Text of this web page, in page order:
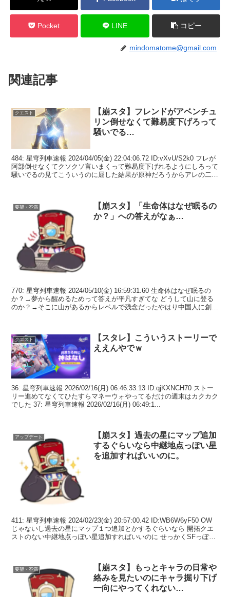
Pocket LINE コピー
mindomatome@gmail.com
関連記事
クエスト
【崩スタ】フレンドがアベンチュ
リン倒せなくて難易度下げろって
騒いでる…
484: 星穹列車速報 2024/04/05(金) 22:04:06.72 ID:vXvU/S2k0 フレが
阿部倒せなくてクソクソ言いまくって難易度下げれるようにしろって
騒いでるの見てこういうのに屈した結果が原神だろうからアレの二の
要望・不満
【崩スタ】「生命体はなぜ眠るの
か？」への答えがなぁ…
770: 星穹列車速報 2024/05/10(金) 16:59:31.60 生命体はなぜ眠るの
か？→夢から醒めるためって答えが平凡すぎてな どうして山に登る
のか？→そこに山があるからレベルで残念だったやはり中国人に創作
クエスト
【スタレ】こういうストーリーで
ええんやでｗ
36: 星穹列車速報 2026/02/16(月) 06:46:33.13 ID:qjKXNCH70 ストー
リー進めてなくてひたすらマネーウォやってるだけの週末はカクカク
でした 37: 星穹列車速報 2026/02/16(月) 06:49:1...
アップデート
【崩スタ】過去の星にマップ追加
するぐらいなら中継地点っぽい星
を追加すればいいのに。
411: 星穹列車速報 2024/02/23(金) 20:57:00.42 ID:WB6W6yF50 OW
じゃないし過去の星にマップ１つ追加とかするぐらいなら 開拓クエ
ストのない中継地点っぽい星追加すればいいのに せっかくSFっぽい
要望・不満
【崩スタ】もっとキャラの日常や
絡みを見たいのにキャラ掘り下げ
一向にやってくれない…